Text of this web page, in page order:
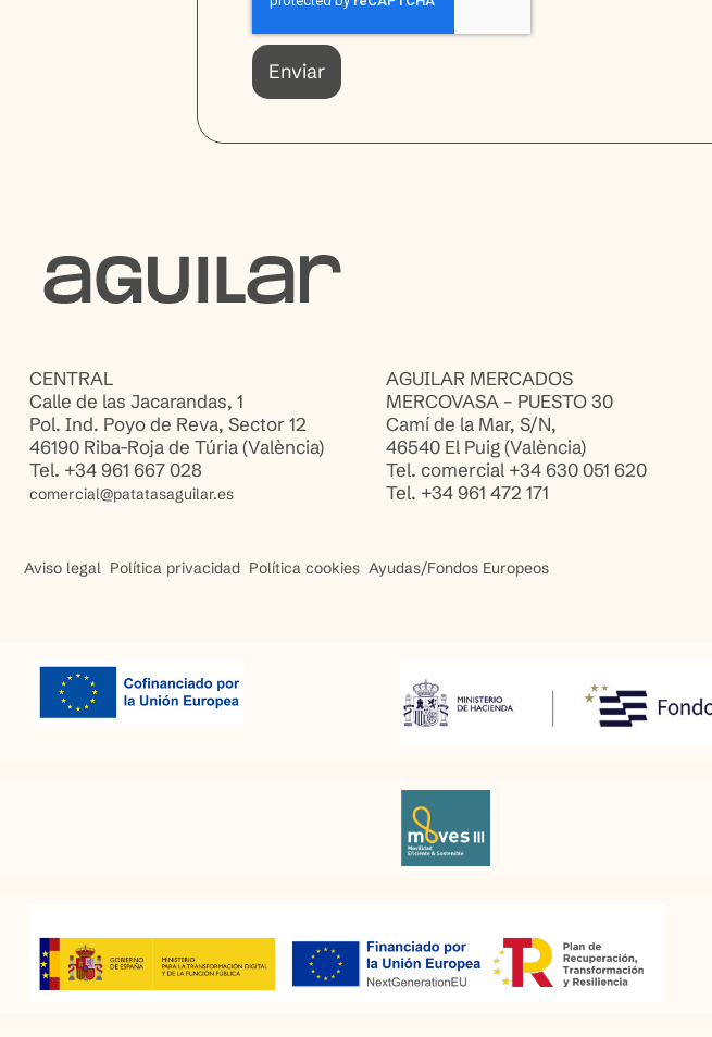
Enviar
CENTRAL
Calle de las Jacarandas, 1
Pol. Ind. Poyo de Reva, Sector 12
46190 Riba-Roja de Túria (València)
Tel. +34 961 667 028
comercial@patatasaguilar.es
AGUILAR MERCADOS
MERCOVASA – PUESTO 30
Camí de la Mar, S/N,
46540 El Puig (València)
Tel. comercial +34 630 051 620
Tel. +34 961 472 171
Aviso legal Política privacidad Política cookies Ayudas/Fondos Europeos